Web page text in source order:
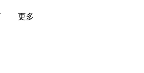
更多